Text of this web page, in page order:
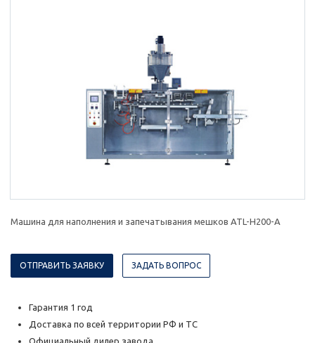
Машина для наполнения и запечатывания мешков ATL-H200-A
ОТПРАВИТЬ ЗАЯВКУ ЗАДАТЬ ВОПРОС
Гарантия 1 год
Доставка по всей территории РФ и ТС